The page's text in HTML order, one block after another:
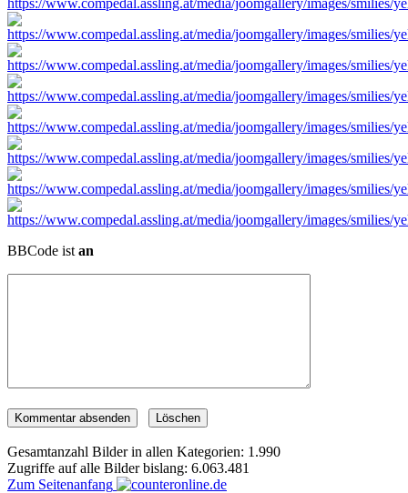
BBCode ist an
Gesamtanzahl Bilder in allen Kategorien: 1.990
Zugriffe auf alle Bilder bislang: 6.063.481
Zum Seitenanfang